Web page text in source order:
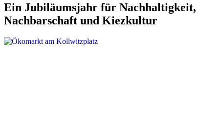
Ein Jubiläumsjahr für Nachhaltigkeit,
Nachbarschaft und Kiezkultur